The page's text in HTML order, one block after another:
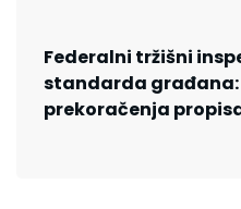
Federalni tržišni
standarda građana:
prekoračenja